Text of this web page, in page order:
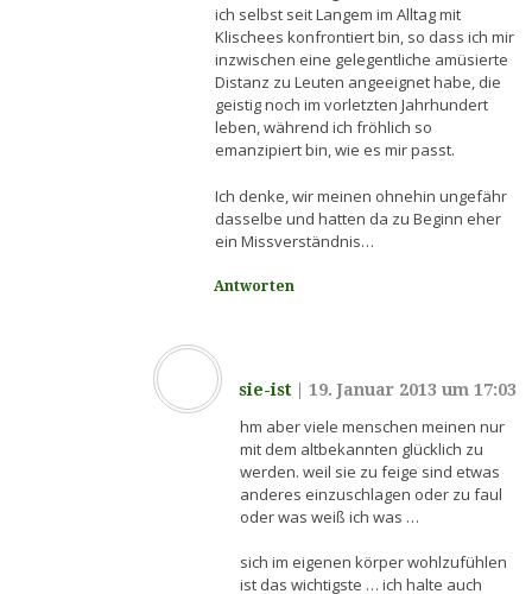
ich selbst seit Langem im Alltag mit
Klischees konfrontiert bin, so dass ich mir
inzwischen eine gelegentliche amüsierte
Distanz zu Leuten angeeignet habe, die
geistig noch im vorletzten Jahrhundert
leben, während ich fröhlich so
emanzipiert bin, wie es mir passt.
Ich denke, wir meinen ohnehin ungefähr
dasselbe und hatten da zu Beginn eher
ein Missverständnis…
Antworten
sie-ist| 19. Januar 2013 um 17:03
hm aber viele menschen meinen nur
mit dem altbekannten glücklich zu
werden. weil sie zu feige sind etwas
anderes einzuschlagen oder zu faul
oder was weiß ich was …
sich im eigenen körper wohlzufühlen
ist das wichtigste … ich halte auch